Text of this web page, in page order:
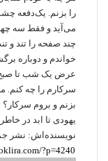
را بزنم. یک‌دفعه
می‌آید و فقط سه
چند صفحه را تند و
خواندم و دوباره
عرض یک شب تا صبح،
سرکارم را چه کنم.
بزنم و بروم
یهودی تا ابد در
نویسنده‌اش: نشر